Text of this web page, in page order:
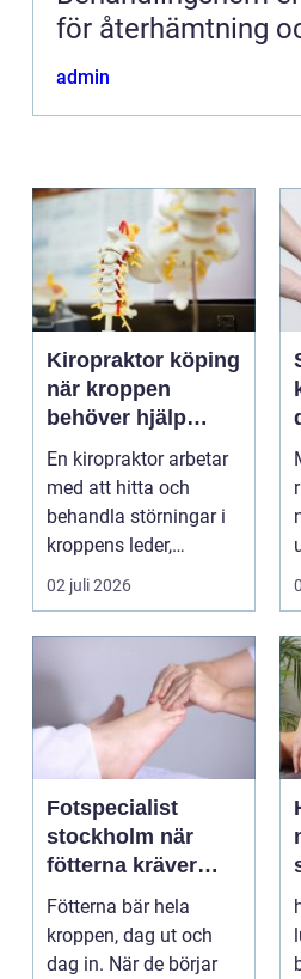
för återhämtning
admin
Kiropraktor köping
när kroppen
behöver hjälp
tillbaka
En kiropraktor arbetar
med att hitta och
behandla störningar i
kroppens leder,
muskler och
nervsyste...
02 juli 2026
Fotspecialist
stockholm när
fötterna kräver
mer än vanliga
sulor
Fötterna bär hela
kroppen, dag ut och
dag in. När de börjar